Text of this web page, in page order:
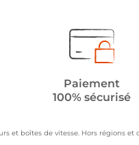
Paiement
100% sécurisé
et boîtes de vitesse. Hors régions